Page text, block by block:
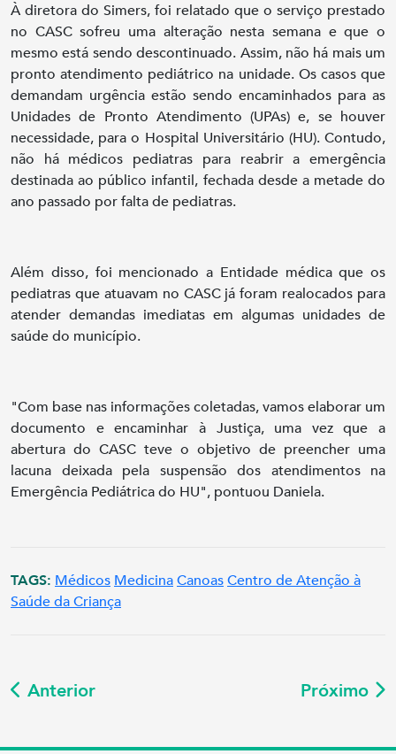
À diretora do Simers, foi relatado que o serviço prestado
no CASC sofreu uma alteração nesta semana e que o
mesmo está sendo descontinuado. Assim, não há mais um
pronto atendimento pediátrico na unidade. Os casos que
demandam urgência estão sendo encaminhados para as
Unidades de Pronto Atendimento (UPAs) e, se houver
necessidade, para o Hospital Universitário (HU). Contudo,
não há médicos pediatras para reabrir a emergência
destinada ao público infantil, fechada desde a metade do
ano passado por falta de pediatras.
Além disso, foi mencionado a Entidade médica que os
pediatras que atuavam no CASC já foram realocados para
atender demandas imediatas em algumas unidades de
saúde do município.
"Com base nas informações coletadas, vamos elaborar um
documento e encaminhar à Justiça, uma vez que a
abertura do CASC teve o objetivo de preencher uma
lacuna deixada pela suspensão dos atendimentos na
Emergência Pediátrica do HU", pontuou Daniela.
TAGS: Médicos MedicinaCanoasCentro de Atenção à
Saúde da Criança
Anterior Próximo